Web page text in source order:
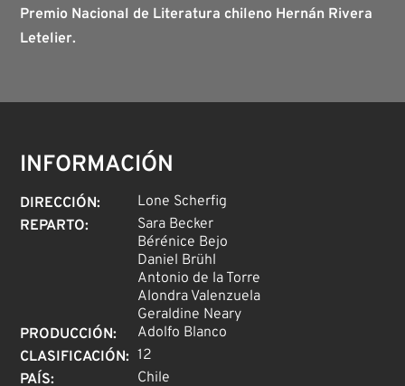
Premio Nacional de Literatura chileno Hernán Rivera
Letelier.
INFORMACIÓN
DIRECCIÓN:
Lone Scherfig
REPARTO:
Sara Becker
Bérénice Bejo
Daniel Brühl
Antonio de la Torre
Alondra Valenzuela
Geraldine Neary
PRODUCCIÓN:
Adolfo Blanco
CLASIFICACIÓN: 12
PAÍS:
Chile